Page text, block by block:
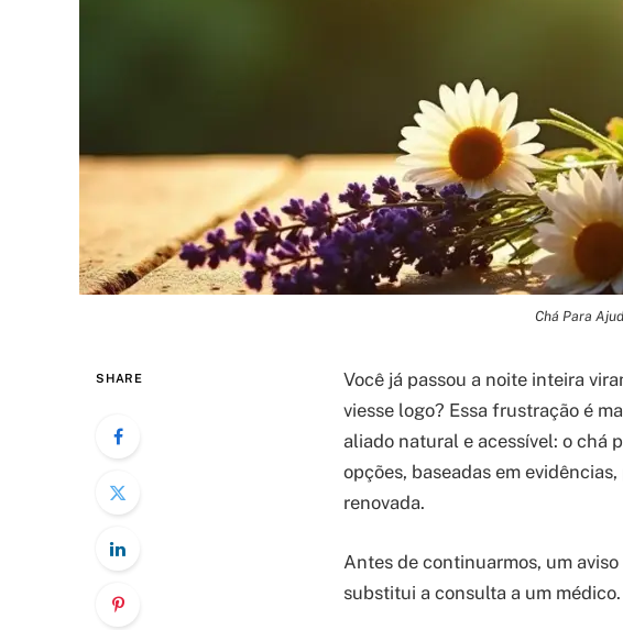
Chá Para
SHARE
Você já passou a noite inteira
viesse logo? Essa frustração é
aliado natural e acessível: o chá
opções, baseadas em
renovada.
Antes de continuarmos, um
substitui a consulta a um